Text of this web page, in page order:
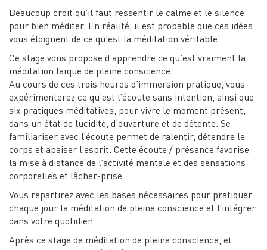
Beaucoup croit qu’il faut ressentir le calme et le silence
pour bien méditer. En réalité, il est probable que ces idées
vous éloignent de ce qu’est la méditation véritable.
Ce stage vous propose d’apprendre ce qu’est vraiment la
méditation laïque de pleine conscience.
Au cours de ces trois heures d’immersion pratique, vous
expérimenterez ce qu’est l’écoute sans intention, ainsi que
six pratiques méditatives, pour vivre le moment présent,
dans un état de lucidité, d’ouverture et de détente. Se
familiariser avec l’écoute permet de ralentir, détendre le
corps et apaiser l’esprit. Cette écoute / présence favorise
la mise à distance de l’activité mentale et des sensations
corporelles et lâcher-prise.
Vous repartirez avec les bases nécessaires pour pratiquer
chaque jour la méditation de pleine conscience et l’intégrer
dans votre quotidien.
Après ce stage de méditation de pleine conscience, et